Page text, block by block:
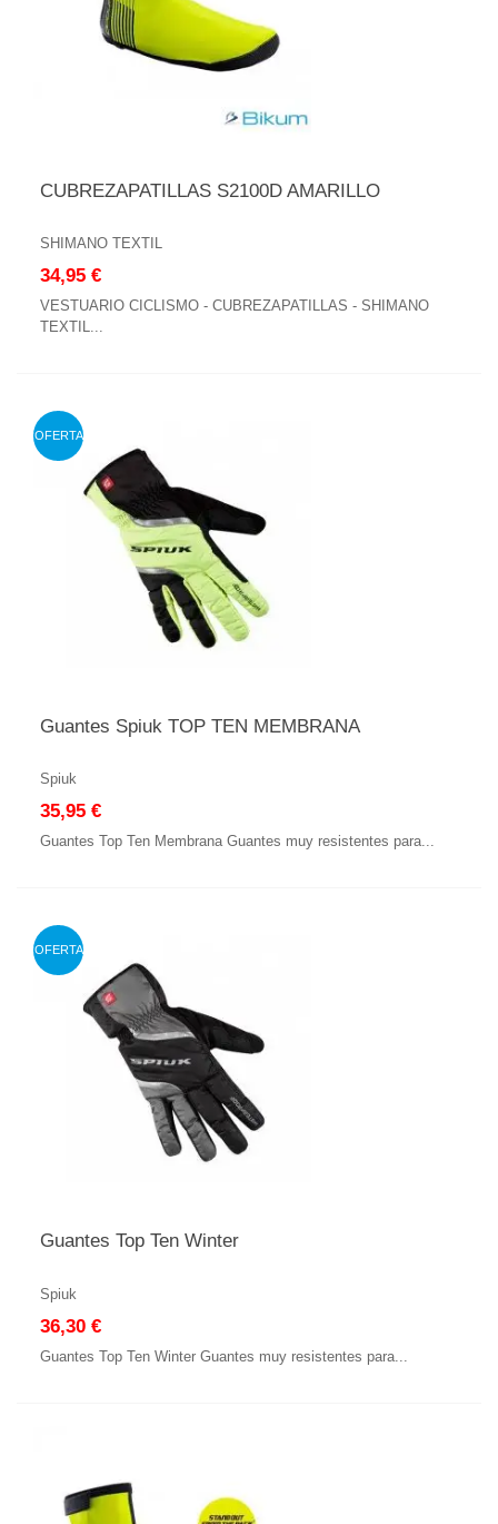
CUBREZAPATILLAS S2100D AMARILLO
SHIMANO TEXTIL
34,95 €
VESTUARIO CICLISMO - CUBREZAPATILLAS - SHIMANO
TEXTIL...
OFERTA
Guantes Spiuk TOP TEN MEMBRANA
Spiuk
35,95 €
Guantes Top Ten Membrana Guantes muy resistentes para...
OFERTA
Guantes Top Ten Winter
Spiuk
36,30 €
Guantes Top Ten Winter Guantes muy resistentes para...